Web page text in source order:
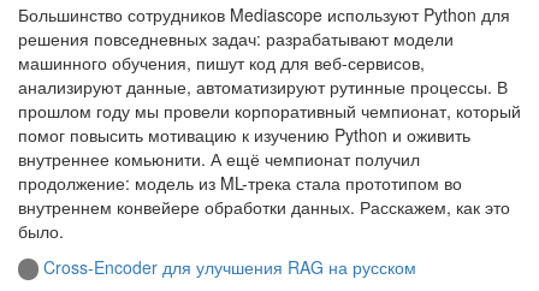
Большинство сотрудников Mediascope используют Python для
решения повседневных задач: разрабатывают модели
машинного обучения, пишут код для веб-сервисов,
анализируют данные, автоматизируют рутинные процессы. В
прошлом году мы провели корпоративный чемпионат, который
помог повысить мотивацию к изучению Python и оживить
внутреннее комьюнити. А ещё чемпионат получил
продолжение: модель из ML-трека стала прототипом во
внутреннем конвейере обработки данных. Расскажем, как это
было.
Cross-Encoder для улучшения RAG на русском